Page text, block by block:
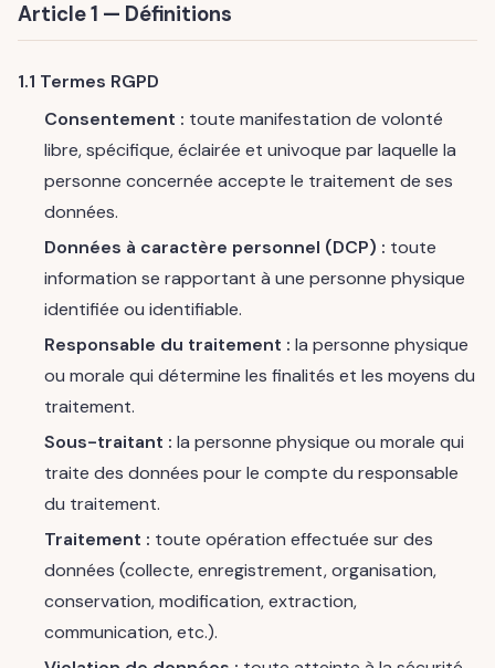
Article 1 — Définitions
1.1 Termes RGPD
Consentement : toute manifestation de volonté
libre, spécifique, éclairée et univoque par laquelle la
personne concernée accepte le traitement de ses
données.
Données à caractère personnel (DCP) : toute
information se rapportant à une personne physique
identifiée ou identifiable.
Responsable du traitement : la personne physique
ou morale qui détermine les finalités et les moyens du
traitement.
Sous-traitant : la personne physique ou morale qui
traite des données pour le compte du responsable
du traitement.
Traitement : toute opération effectuée sur des
données (collecte, enregistrement, organisation,
conservation, modification, extraction,
communication, etc.).